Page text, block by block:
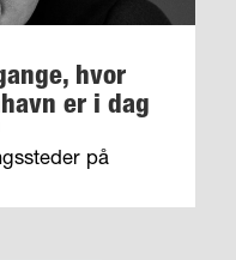
hvor
er i dag
på